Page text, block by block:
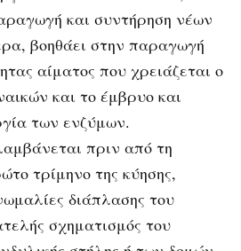
και συντήρηση νέων
βοηθάει στην παραγωγή
αίματος που χρειάζεται ο
και το έμβρυο και
των ενζύμων.
πριν από τη
τρίμηνο της κύησης,
διάπλασης του
σχηματισμός του